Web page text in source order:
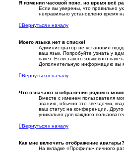
Я изменил часовой пояс, но время всё
Если вы уверены, что правильно
неправильно установлено время
Вернуться к началу
Моего языка нет в списке!
Администратор не установил
ваш язык. Попробуйте узнать у
пакет. Если такого языкового
Дополнительную информацию вы
Вернуться к началу
Что означают изображения рядом с
Вместе с именем пользователя
званию, обычно это звёздочки,
ваш статус на конференции.
уникально для каждого
Вернуться к началу
Как мне включить отображение аватары?
На вкладке «Профиль» личного